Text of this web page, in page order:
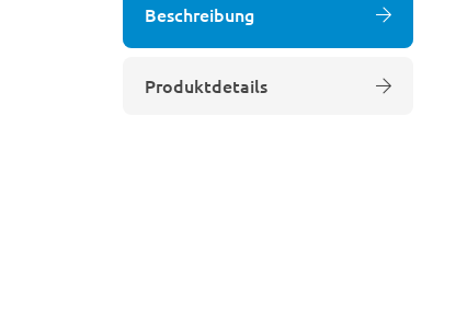
Beschreibung
Produktdetails